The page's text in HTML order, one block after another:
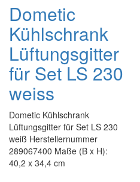
Dometic
Kühlschrank
Lüftungsgitter
für Set LS 230
weiss
Dometic Kühlschrank
Lüftungsgitter für Set LS 230
weiß Herstellernummer
289067400 Maße (B x H):
40,2 x 34,4 cm